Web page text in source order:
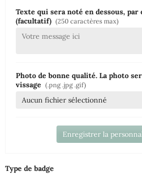
Texte qui sera noté en dessous, par
(facultatif) (250 caractères max)
Photo de bonne qualité. La photo
vissage (.png .jpg .gif)
Aucun fichier sélectionné
Enregistrer la
Type de badge